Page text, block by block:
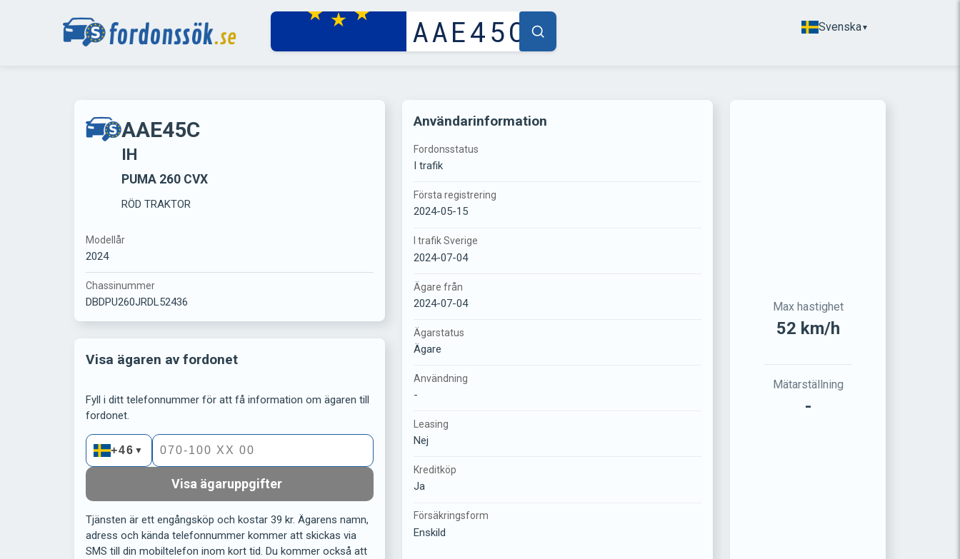
Svenska▼
AAE45C
IH
PUMA 260 CVX
RÖD TRAKTOR
Modellår
2024
Chassinummer
DBDPU260JRDL52436
Visa ägaren av fordonet
Fyll i ditt telefonnummer för att få information om ägaren till
fordonet.
+46 ▼
Visa ägaruppgifter
Tjänsten är ett engångsköp och kostar 39 kr. Ägarens namn,
adress och kända telefonnummer kommer att skickas via
SMS till din mobiltelefon inom kort tid. Du kommer också att
Användarinformation
Fordonsstatus
I trafik
Första registrering
2024-05-15
I trafik Sverige
2024-07-04
Ägare från
2024-07-04
Ägarstatus
Ägare
Användning
-
Leasing
Nej
Kreditköp
Ja
Försäkringsform
Enskild
Max hastighet
52 km/h
Mätarställning
-